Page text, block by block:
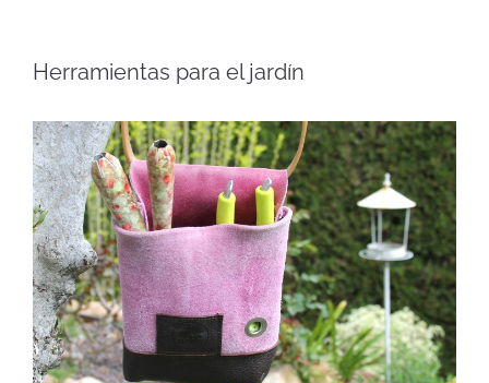
Herramientas para el jardín